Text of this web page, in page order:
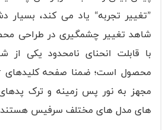
”تغییر تجربه“ یاد می کند،
شاهد تغییر چشمگیری در طراحی
با قابلت انحنای نامحدود یکی
محصول است؛ ضمنا صفحه کلیدهای
مجهز به نور پس زمینه و ترک
های مدل های مختلف سرفیس